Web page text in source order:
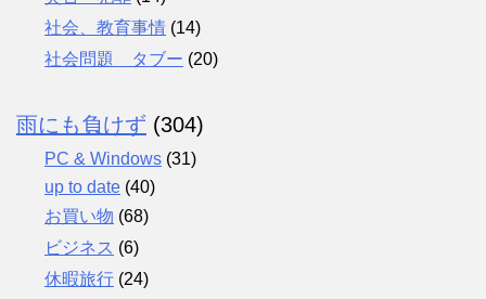
社会、教育事情 (14)
社会問題 タブー (20)
雨にも負けず (304)
PC & Windows (31)
up to date (40)
お買い物 (68)
ビジネス (6)
休暇旅行 (24)